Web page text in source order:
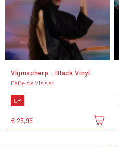
Vlijmscherp - Black Vinyl
Eefje de Visser
LP
€ 25,95